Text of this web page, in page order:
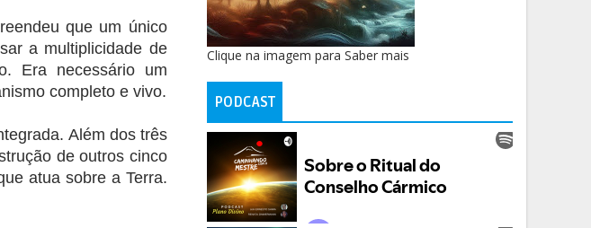
que um único
a multiplicidade de
Era necessário um
completo e vivo.
Além dos três
de outros cinco
atua sobre a Terra.
Clique na imagem para Saber mais
PODCAST